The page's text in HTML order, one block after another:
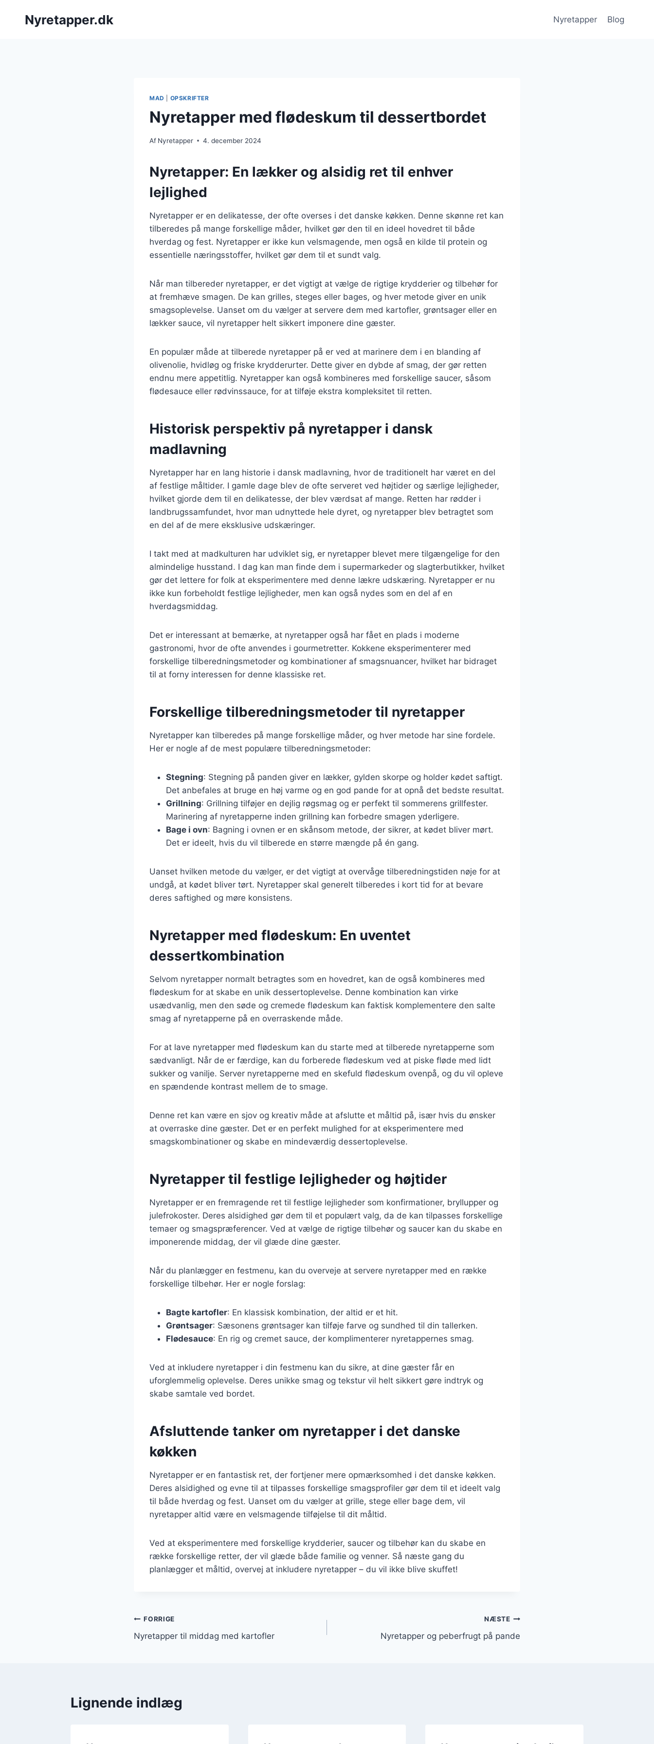
Nyretapper.dk Nyretapper Blog
MAD OPSKRIFTER
Nyretapper med flødeskum til dessertbordet
Af Nyretapper 4. december 2024
Nyretapper: En lækker og alsidig ret til enhver
lejlighed
Nyretapper er en delikatesse, der ofte overses i det danske køkken. Denne skønne ret kan
tilberedes på mange forskellige måder, hvilket gør den til en ideel hovedret til både
hverdag og fest. Nyretapper er ikke kun velsmagende, men også en kilde til protein og
essentielle næringsstoffer, hvilket gør dem til et sundt valg.
Når man tilbereder nyretapper, er det vigtigt at vælge de rigtige krydderier og tilbehør for
at fremhæve smagen. De kan grilles, steges eller bages, og hver metode giver en unik
smagsoplevelse. Uanset om du vælger at servere dem med kartofler, grøntsager eller en
lækker sauce, vil nyretapper helt sikkert imponere dine gæster.
En populær måde at tilberede nyretapper på er ved at marinere dem i en blanding af
olivenolie, hvidløg og friske krydderurter. Dette giver en dybde af smag, der gør retten
endnu mere appetitlig. Nyretapper kan også kombineres med forskellige saucer, såsom
flødesauce eller rødvinssauce, for at tilføje ekstra kompleksitet til retten.
Historisk perspektiv på nyretapper i dansk
madlavning
Nyretapper har en lang historie i dansk madlavning, hvor de traditionelt har været en del
af festlige måltider. I gamle dage blev de ofte serveret ved højtider og særlige lejligheder,
hvilket gjorde dem til en delikatesse, der blev værdsat af mange. Retten har rødder i
landbrugssamfundet, hvor man udnyttede hele dyret, og nyretapper blev betragtet som
en del af de mere eksklusive udskæringer.
I takt med at madkulturen har udviklet sig, er nyretapper blevet mere tilgængelige for den
almindelige husstand. I dag kan man finde dem i supermarkeder og slagterbutikker, hvilket
gør det lettere for folk at eksperimentere med denne lækre udskæring. Nyretapper er nu
ikke kun forbeholdt festlige lejligheder, men kan også nydes som en del af en
hverdagsmiddag.
Det er interessant at bemærke, at nyretapper også har fået en plads i moderne
gastronomi, hvor de ofte anvendes i gourmetretter. Kokkene eksperimenterer med
forskellige tilberedningsmetoder og kombinationer af smagsnuancer, hvilket har bidraget
til at forny interessen for denne klassiske ret.
Forskellige tilberedningsmetoder til nyretapper
Nyretapper kan tilberedes på mange forskellige måder, og hver metode har sine fordele.
Her er nogle af de mest populære tilberedningsmetoder:
Stegning: Stegning på panden giver en lækker, gylden skorpe og holder kødet saftigt.
Det anbefales at bruge en høj varme og en god pande for at opnå det bedste resultat.
Grillning: Grillning tilføjer en dejlig røgsmag og er perfekt til sommerens grillfester.
Marinering af nyretapperne inden grillning kan forbedre smagen yderligere.
Bage i ovn: Bagning i ovnen er en skånsom metode, der sikrer, at kødet bliver mørt.
Det er ideelt, hvis du vil tilberede en større mængde på én gang.
Uanset hvilken metode du vælger, er det vigtigt at overvåge tilberedningstiden nøje for at
undgå, at kødet bliver tørt. Nyretapper skal generelt tilberedes i kort tid for at bevare
deres saftighed og møre konsistens.
Nyretapper med flødeskum: En uventet
dessertkombination
Selvom nyretapper normalt betragtes som en hovedret, kan de også kombineres med
flødeskum for at skabe en unik dessertoplevelse. Denne kombination kan virke
usædvanlig, men den søde og cremede flødeskum kan faktisk komplementere den salte
smag af nyretapperne på en overraskende måde.
For at lave nyretapper med flødeskum kan du starte med at tilberede nyretapperne som
sædvanligt. Når de er færdige, kan du forberede flødeskum ved at piske fløde med lidt
sukker og vanilje. Server nyretapperne med en skefuld flødeskum ovenpå, og du vil opleve
en spændende kontrast mellem de to smage.
Denne ret kan være en sjov og kreativ måde at afslutte et måltid på, især hvis du ønsker
at overraske dine gæster. Det er en perfekt mulighed for at eksperimentere med
smagskombinationer og skabe en mindeværdig dessertoplevelse.
Nyretapper til festlige lejligheder og højtider
Nyretapper er en fremragende ret til festlige lejligheder som konfirmationer, bryllupper og
julefrokoster. Deres alsidighed gør dem til et populært valg, da de kan tilpasses forskellige
temaer og smagspræferencer. Ved at vælge de rigtige tilbehør og saucer kan du skabe en
imponerende middag, der vil glæde dine gæster.
Når du planlægger en festmenu, kan du overveje at servere nyretapper med en række
forskellige tilbehør. Her er nogle forslag:
Bagte kartofler: En klassisk kombination, der altid er et hit.
Grøntsager: Sæsonens grøntsager kan tilføje farve og sundhed til din tallerken.
Flødesauce: En rig og cremet sauce, der komplimenterer nyretappernes smag.
Ved at inkludere nyretapper i din festmenu kan du sikre, at dine gæster får en
uforglemmelig oplevelse. Deres unikke smag og tekstur vil helt sikkert gøre indtryk og
skabe samtale ved bordet.
Afsluttende tanker om nyretapper i det danske
køkken
Nyretapper er en fantastisk ret, der fortjener mere opmærksomhed i det danske køkken.
Deres alsidighed og evne til at tilpasses forskellige smagsprofiler gør dem til et ideelt valg
til både hverdag og fest. Uanset om du vælger at grille, stege eller bage dem, vil
nyretapper altid være en velsmagende tilføjelse til dit måltid.
Ved at eksperimentere med forskellige krydderier, saucer og tilbehør kan du skabe en
række forskellige retter, der vil glæde både familie og venner. Så næste gang du
planlægger et måltid, overvej at inkludere nyretapper – du vil ikke blive skuffet!
Indlægsnavigation
FORRIGE
Nyretapper til middag med kartofler
NÆSTE
Nyretapper og peberfrugt på pande
Lignende indlæg